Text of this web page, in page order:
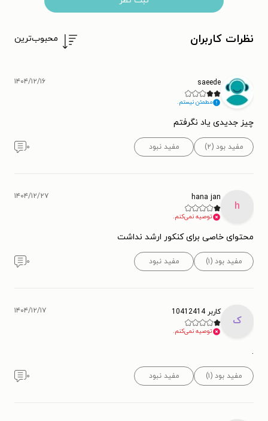
نظرات کاربران محبوب‌ترین
saeede
مطمئن نیستم.
۱۴۰۴/۱۲/۱۶
چیز جدیدی یاد نگرفتم
مفید بود (۲) مفید نبود ۰
h
hana jan
توصیه نمی‌کنم.
۱۴۰۴/۱۲/۲۷
محتوای خاصی برای کنکور ارشد نداشت
مفید بود (۱) مفید نبود ۰
ک
کاربر 10412414
توصیه نمی‌کنم.
۱۴۰۴/۱۲/۱۷
.
مفید بود (۱) مفید نبود ۰